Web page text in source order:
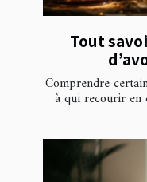
Tout
Comprendre
à qui recourir en